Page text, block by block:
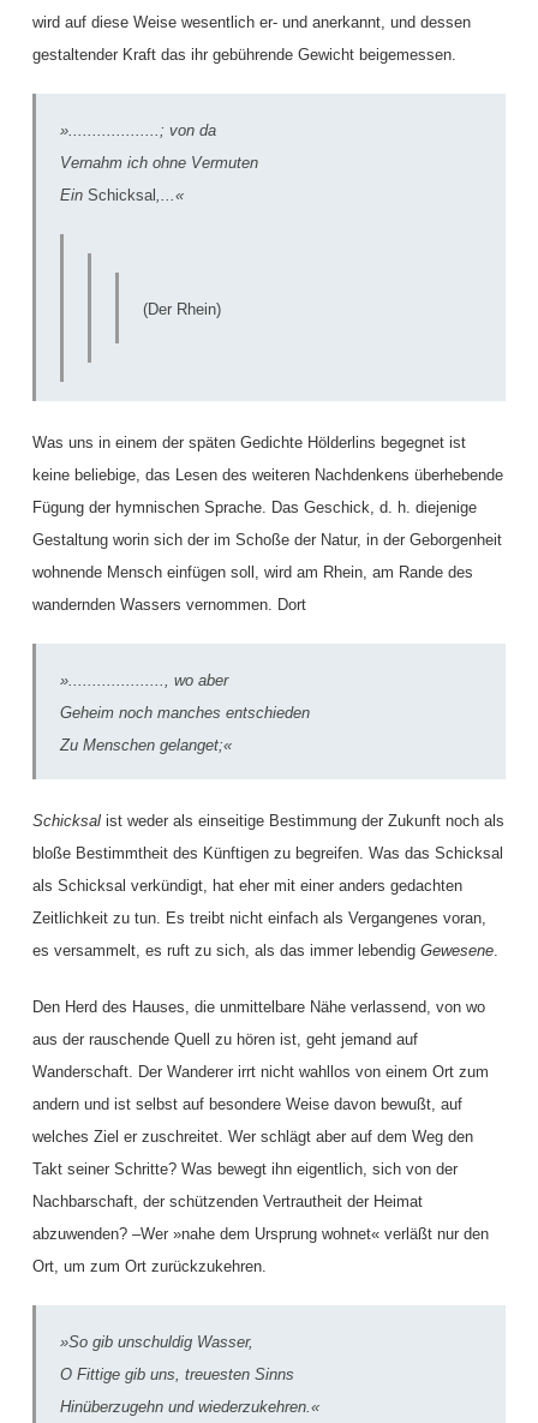
wird auf diese Weise wesentlich er- und anerkannt, und dessen
gestaltender Kraft das ihr gebührende Gewicht beigemessen.
»...................; von da
Vernahm ich ohne Vermuten
Ein Schicksal,...«
(Der Rhein)
Was uns in einem der späten Gedichte Hölderlins begegnet ist
keine beliebige, das Lesen des weiteren Nachdenkens überhebende
Fügung der hymnischen Sprache. Das Geschick, d. h. diejenige
Gestaltung worin sich der im Schoße der Natur, in der Geborgenheit
wohnende Mensch einfügen soll, wird am Rhein, am Rande des
wandernden Wassers vernommen. Dort
»...................., wo aber
Geheim noch manches entschieden
Zu Menschen gelanget;«
Schicksal ist weder als einseitige Bestimmung der Zukunft noch als
bloße Bestimmtheit des Künftigen zu begreifen. Was das Schicksal
als Schicksal verkündigt, hat eher mit einer anders gedachten
Zeitlichkeit zu tun. Es treibt nicht einfach als Vergangenes voran,
es versammelt, es ruft zu sich, als das immer lebendig Gewesene.
Den Herd des Hauses, die unmittelbare Nähe verlassend, von wo
aus der rauschende Quell zu hören ist, geht jemand auf
Wanderschaft. Der Wanderer irrt nicht wahllos von einem Ort zum
andern und ist selbst auf besondere Weise davon bewußt, auf
welches Ziel er zuschreitet. Wer schlägt aber auf dem Weg den
Takt seiner Schritte? Was bewegt ihn eigentlich, sich von der
Nachbarschaft, der schützenden Vertrautheit der Heimat
abzuwenden? –Wer »nahe dem Ursprung wohnet« verläßt nur den
Ort, um zum Ort zurückzukehren.
»So gib unschuldig Wasser,
O Fittige gib uns, treuesten Sinns
Hinüberzugehn und wiederzukehren.«